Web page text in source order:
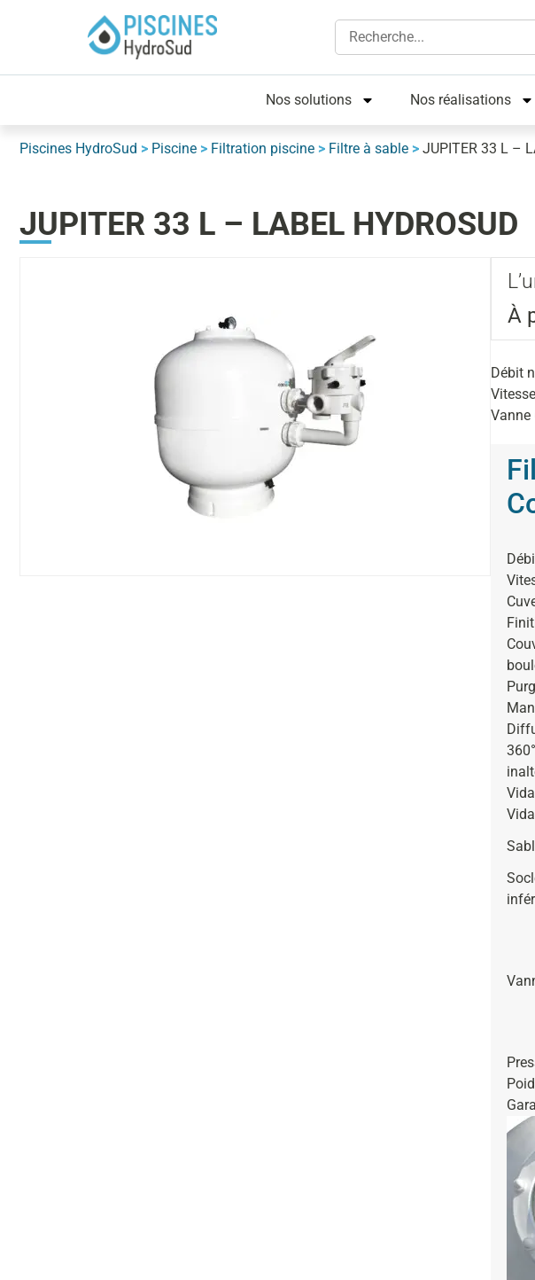
Nos solutions Nos réalisations
Piscines HydroSud > Piscine > Filtration piscine > Filtre à sable > JUPITER 33 L –
JUPITER 33 L – LABEL HYDROSUD
À
Débit
Vanne